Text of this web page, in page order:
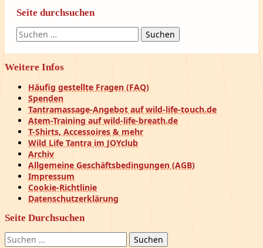
Seite durchsuchen
Suchen
nach:
Weitere Infos
Häufig gestellte Fragen (FAQ)
Spenden
Tantramassage-Angebot auf wild-life-touch.de
Atem-Training auf wild-life-breath.de
T-Shirts, Accessoires & mehr
Wild Life Tantra im JOYclub
Archiv
Allgemeine Geschäftsbedingungen (AGB)
Impressum
Cookie-Richtlinie
Datenschutzerklärung
Seite Durchsuchen
Suchen